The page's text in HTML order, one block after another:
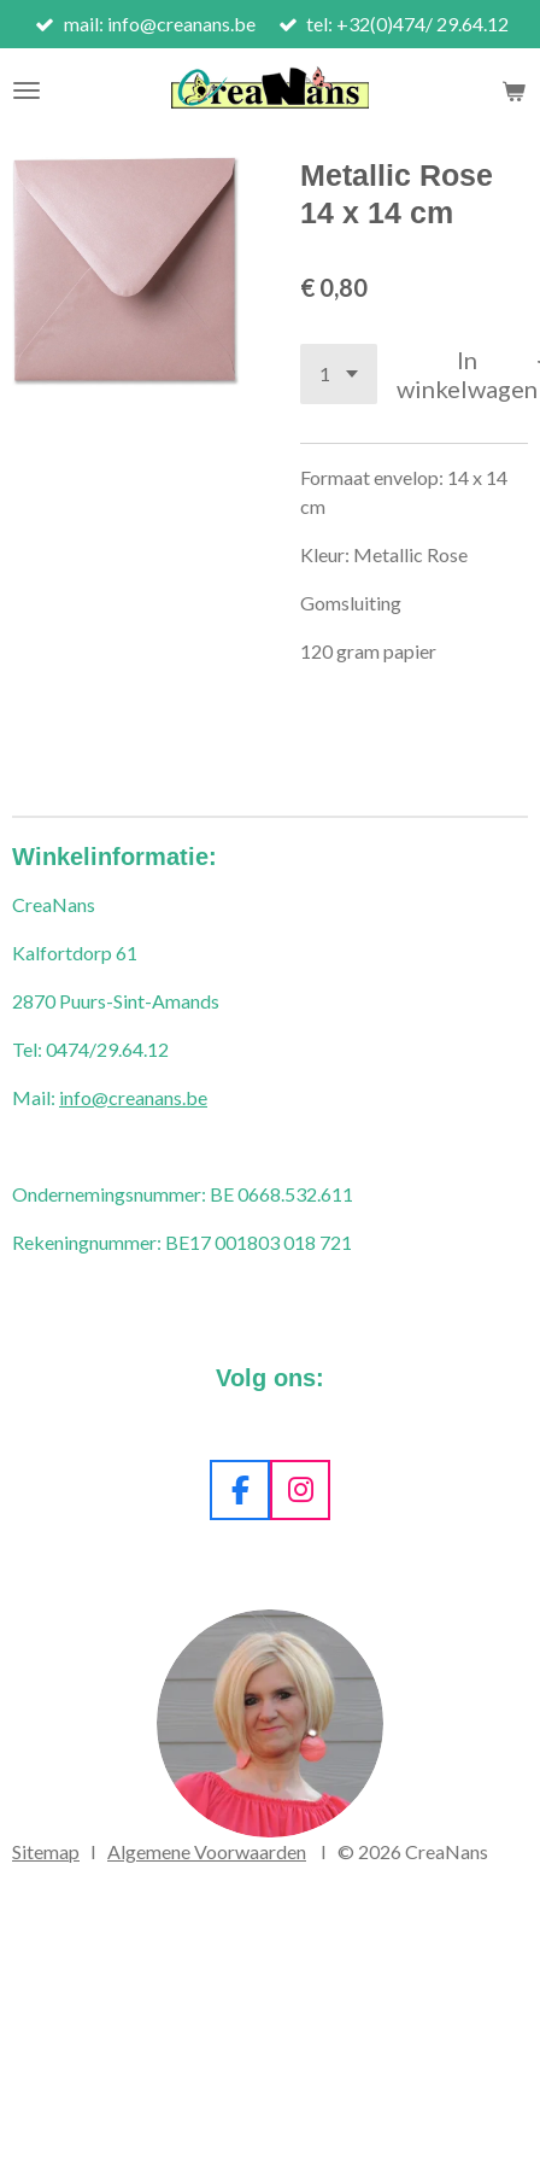
direct
naar
mail: info@creanans.be tel: +32(0)474/ 29.64.12
Metallic Rose
14 x 14 cm
€ 0,80
In
winkelwagen
Formaat envelop: 14 x 14
cm
Kleur: Metallic Rose
Gomsluiting
120 gram papier
Winkelinformatie:
CreaNans
Kalfortdorp 61
2870 Puurs-Sint-Amands
Tel: 0474/29.64.12
Mail: info@creanans.be
Ondernemingsnummer: BE 0668.532.611
Rekeningnummer: BE17 001803 018 721
Volg ons:
F
b
o
o
k
I
a
g
r
a
m
Sitemap I Algemene Voorwaarden I © 2026 CreaNans